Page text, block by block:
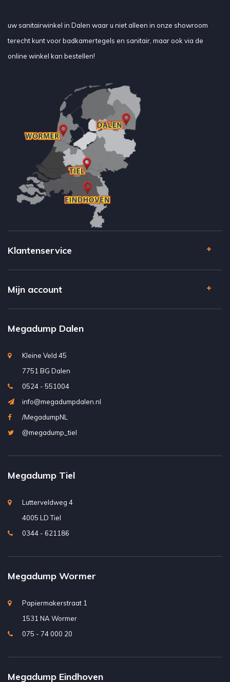
uw sanitairwinkel in Dalen waar u niet alleen in onze showroom
terecht kunt voor badkamertegels en sanitair, maar ook via de
online winkel kan bestellen!
Klantenservice
Mijn account
Megadump Dalen
Kleine Veld 45
7751 BG Dalen
0524 - 551004
info@megadumpdalen.nl
/MegadumpNL
@megadump_tiel
Megadump Tiel
Lutterveldweg 4
4005 LD Tiel
0344 - 621186
Megadump Wormer
Papiermakerstraat 1
1531 NA Wormer
075 - 74 000 20
Megadump Eindhoven